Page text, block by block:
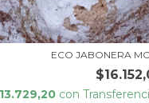
ECO JABONERA
con